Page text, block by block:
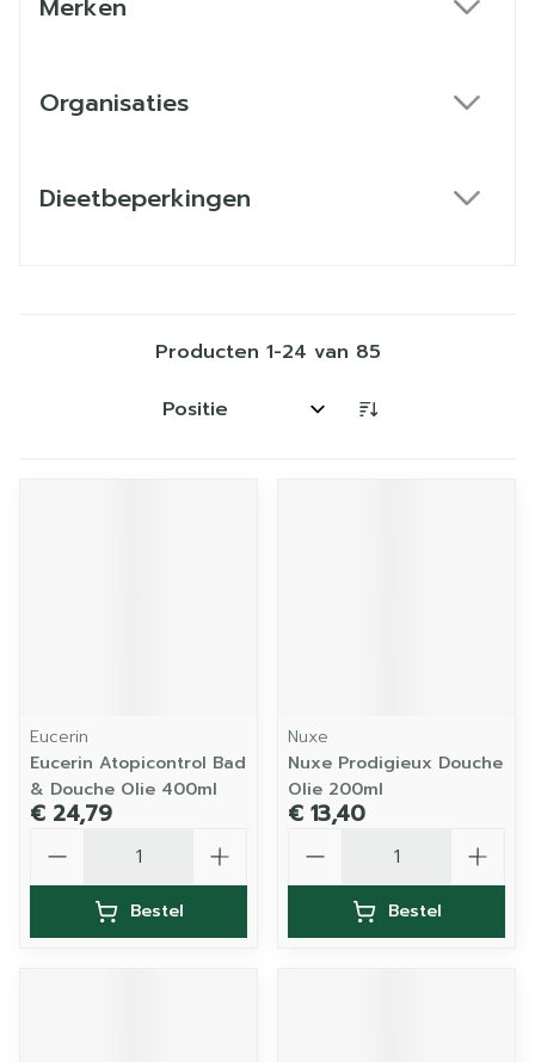
Merken
Organisaties
Dieetbeperkingen
Producten 1-24 van 85
Sorteer op:
Eucerin
Eucerin Atopicontrol Bad
& Douche Olie 400ml
€ 24,79
Bestel
Nuxe
Nuxe Prodigieux Douche
Olie 200ml
€ 13,40
Bestel